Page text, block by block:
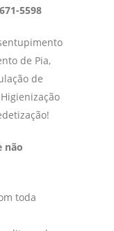
5598
de Pia,
de
não
toda